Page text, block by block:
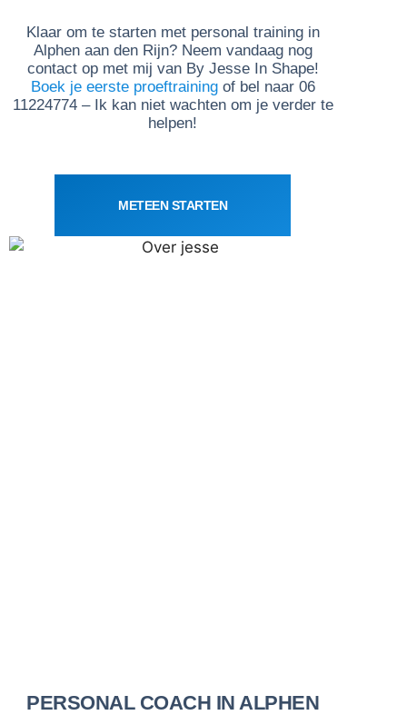
Klaar om te starten met personal training in
Alphen aan den Rijn? Neem vandaag nog
contact op met mij van By Jesse In Shape!
Boek je eerste proeftrainingof bel naar 06
11224774 – Ik kan niet wachten om je verder te
helpen!
METEEN STARTEN
PERSONAL COACH IN ALPHEN